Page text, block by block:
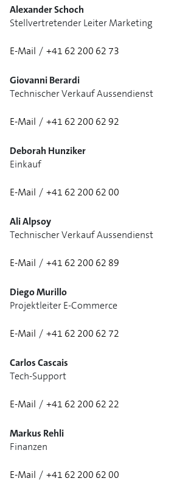
Alexander Schoch
Stellvertretender Leiter Marketing
E-Mail / +41 62 200 62 73
Giovanni Berardi
Technischer Verkauf Aussendienst
E-Mail / +41 62 200 62 92
Deborah Hunziker
Einkauf
E-Mail / +41 62 200 62 00
Ali Alpsoy
Technischer Verkauf Aussendienst
E-Mail / +41 62 200 62 89
Diego Murillo
Projektleiter E-Commerce
E-Mail / +41 62 200 62 72
Carlos Cascais
Tech-Support
E-Mail / +41 62 200 62 22
Markus Rehli
Finanzen
E-Mail / +41 62 200 62 00